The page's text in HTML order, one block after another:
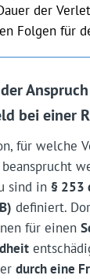
der
Folgen für
bei einer
für welche
sind in § 253
definiert.
für einen
durch eine